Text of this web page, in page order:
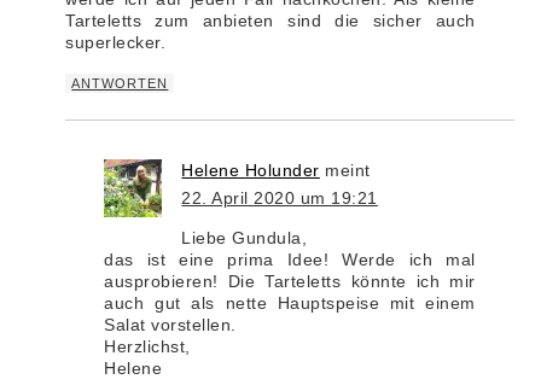
Tarteletts zum anbieten sind die sicher auch
superlecker.
ANTWORTEN
Helene Holunder meint
22. April 2020 um 19:21
Liebe Gundula,
das ist eine prima Idee! Werde ich mal
ausprobieren! Die Tarteletts könnte ich mir
auch gut als nette Hauptspeise mit einem
Salat vorstellen.
Herzlichst,
Helene